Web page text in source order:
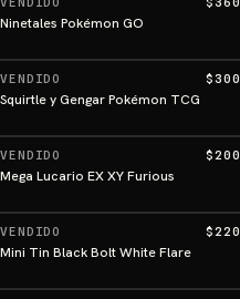
Ninetales Pokémon GO
VENDIDO $300
Squirtle y Gengar Pokémon TCG
VENDIDO $200
Mega Lucario EX XY Furious
VENDIDO $220
Mini Tin Black Bolt White Flare